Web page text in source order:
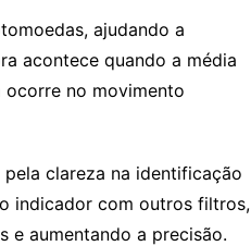
ajudando a
acontece quando a média
no movimento
clareza na identificação
indicador com outros filtros,
e aumentando a precisão.